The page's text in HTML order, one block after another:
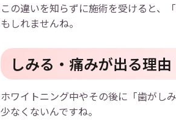
この違いを知らずに施術を受けると、
もしれませんね。
しみる・痛みが出る理由
ホワイトニング中やその後に「歯がし
少なくないんですね。